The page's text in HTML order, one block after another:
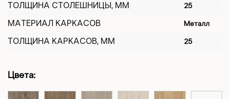
ТОЛЩИНА СТОЛЕШНИЦЫ, ММ 25
МАТЕРИАЛ КАРКАСОВ Металл
ТОЛЩИНА КАРКАСОВ, ММ 25
Цвета: